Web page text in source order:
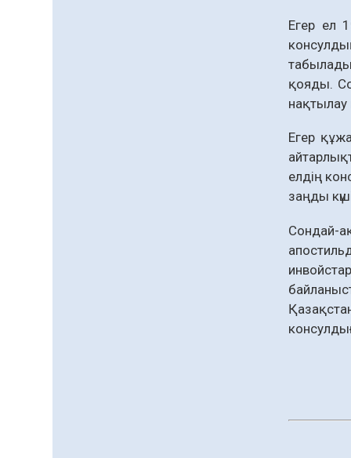
Егер ел
қояды.
Егер
елдің
заңды
Сондай-